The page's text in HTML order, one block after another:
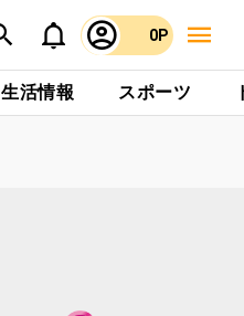
0P
生活情報 スポーツ